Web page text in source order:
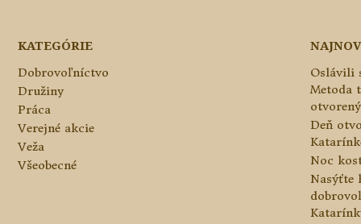
KATEGÓRIE
Dobrovoľníctvo
Družiny
Práca
Verejné akcie
Veža
Všeobecné
Oslávili
Metoda
Deň
Noc
Nasýťte